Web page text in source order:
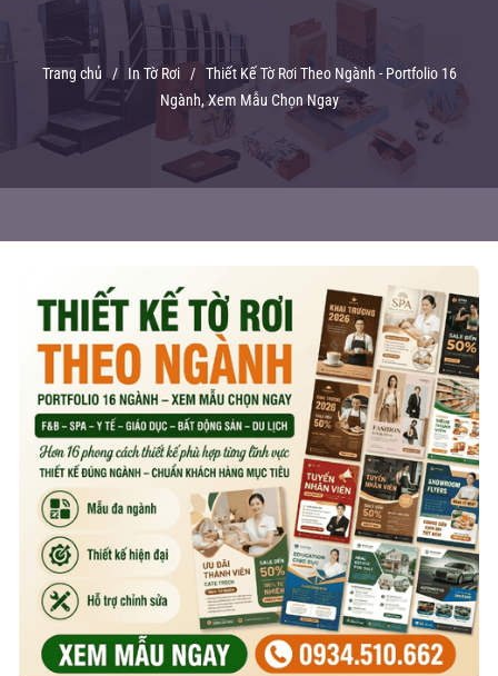
Trang chủ / In Tờ Rơi / Thiết Kế Tờ Rơi Theo Ngành - Portfolio 16
Ngành, Xem Mẫu Chọn Ngay